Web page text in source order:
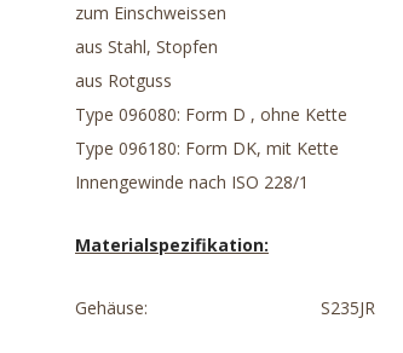
zum Einschweissen
aus Stahl, Stopfen
aus Rotguss
Type 096080: Form D , ohne Kette
Type 096180: Form DK, mit Kette
Innengewinde nach ISO 228/1
Materialspezifikation:
Gehäuse: S235JR